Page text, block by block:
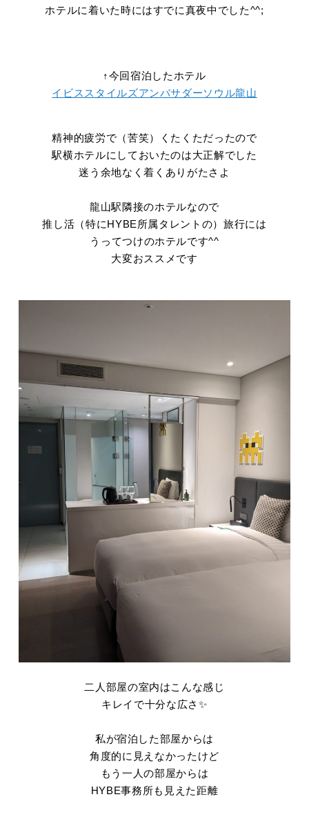
ホテルに着いた時にはすでに真夜中でした^^;
↑今回宿泊したホテル
イビススタイルズアンバサダーソウル龍山
精神的疲労で（苦笑）くたくただったので
駅横ホテルにしておいたのは大正解でした
迷う余地なく着くありがたさよ
龍山駅隣接のホテルなので
推し活（特にHYBE所属タレントの）旅行には
うってつけのホテルです^^
大変おススメです
二人部屋の室内はこんな感じ
キレイで十分な広さ✨
私が宿泊した部屋からは
角度的に見えなかったけど
もう一人の部屋からは
HYBE事務所も見えた距離